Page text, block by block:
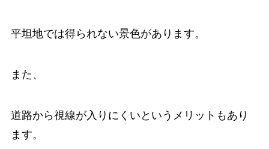
平坦地では得られない景色があります。
また、
道路から視線が入りにくいというメリットもあり
ます。